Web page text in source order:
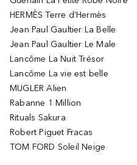
HERMÈS Terre d’Hermès
Jean Paul Gaultier La Belle
Jean Paul Gaultier Le Male
Lancôme La Nuit Trésor
Lancôme La vie est belle
MUGLER Alien
Rabanne 1 Million
Rituals Sakura
Robert Piguet Fracas
TOM FORD Soleil Neige